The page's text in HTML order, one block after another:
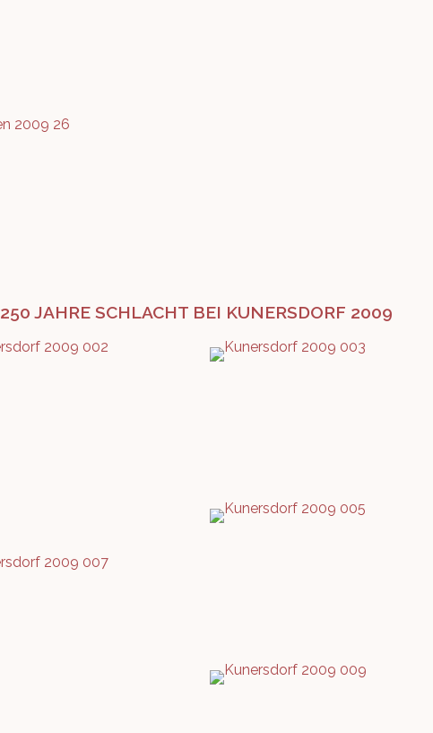
250 JAHRE SCHLACHT BEI KUNERSDORF 2009